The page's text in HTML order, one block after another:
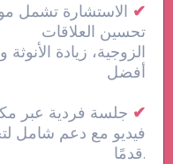
✔
تحسين العلاقات
الزوجية، زيادة
أفضل
✔
فيديو مع دعم شامل
قدمًا.